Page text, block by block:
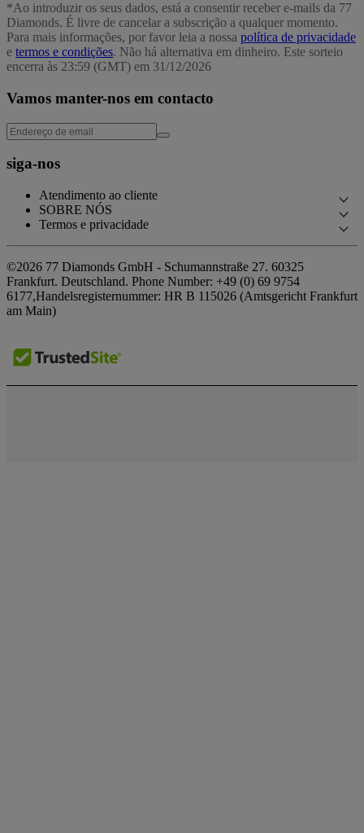
*Ao introduzir os seus dados, está a consentir receber e-mails da 77
Diamonds. É livre de cancelar a subscrição a qualquer momento.
Para mais informações, por favor leia a nossa política de privacidade
e termos e condições. Não há alternativa em dinheiro. Este sorteio
encerra às 23:59 (GMT) em 31/12/2026
Vamos manter-nos em contacto
siga-nos
Atendimento ao cliente
Contacte-nos
Agendar uma consulta
Perguntas frequentes
Entrega e devoluções
SOBRE NÓS
A Nossa História
As Nossas Promessas
Prémios
Testemunhos
Termos e privacidade
Política de privacidade
Política de cookies
Termos e condições
©2026 77 Diamonds GmbH - Schumannstraße 27. 60325
Frankfurt. Deutschland. Phone Number: +49 (0) 69 9754
6177,Handelsregisternummer: HR B 115026 (Amtsgericht Frankfurt
am Main)